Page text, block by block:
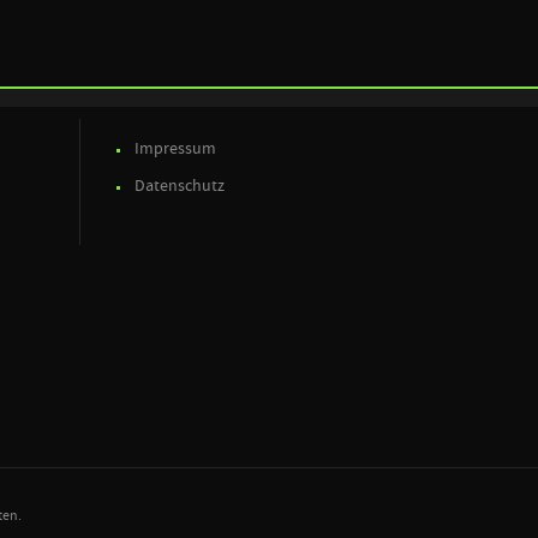
Impressum
Datenschutz